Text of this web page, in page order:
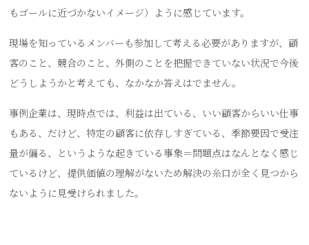
もゴールに近づかないイメージ）ように感じています。
現場を知っているメンバーも参加して考える必要がありますが、顧
客のこと、競合のこと、外側のことを把握できていない状況で今後
どうしようかと考えても、なかなか答えはでません。
事例企業は、現時点では、利益は出ている、いい顧客からいい仕事
もある、だけど、特定の顧客に依存しすぎている、季節要因で受注
量が偏る、というような起きている事象＝問題点はなんとなく感じ
ているけど、提供価値の理解がないため解決の糸口が全く見つから
ないように見受けられました。